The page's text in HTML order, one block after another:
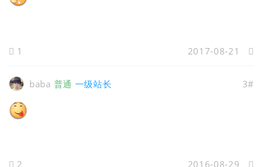
1 2017-08-21
baba 普通 一级站长 3#
2 2016-08-29